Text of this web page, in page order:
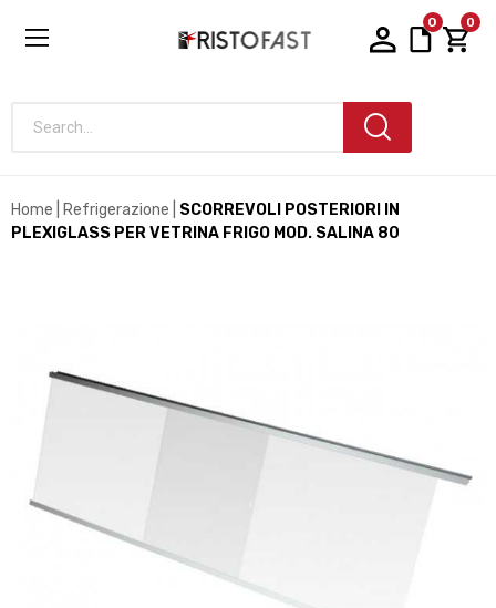
0 0
Search...
Home Refrigerazione
SCORREVOLI POSTERIORI IN
PLEXIGLASS PER VETRINA FRIGO MOD. SALINA 80